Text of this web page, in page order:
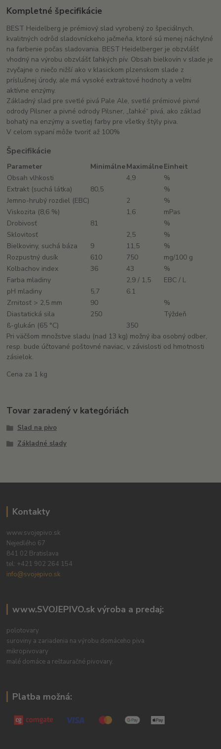
Kompletné špecifikácie
BEST Heidelberg je prémiový slad vyrobený zo špeciálnych,
kvalitných odrôd sladovníckeho jačmeňa, ktoré sú menej náchylné
na farbenie počas sladovania. BEST Heidelberger je obzvlášť
vhodný na výrobu obzvlášť ľahkých pív. Obsah bielkovín v slade je
zvyčajne o niečo nižší ako v klasickom plzenskom slade z
príslušnej úrody, ale má vysoké extraktové hodnoty a veľmi
aktívne enzýmy.
Základný slad pre svetlé pivá Pale Ale, svetlé prémiové pivné
odrody Pilsner a pivné odrody Pilsner, „ľahké“ pivá, ako základ
bohatý na enzýmy a svetlej farby pre všetky štýly piva.
V celom sypaní môže tvoriť až 100%
Špecifikácie
Parameter MinimálneMaximálneEinheit
Obsah vlhkosti
4,9
%
Extrakt (suchá látka)
80,5
%
Jemno-hrubý rozdiel (EBC)
2
%
Viskozita (8,6 %)
1,6
mPas
Drobivosť
81
%
Sklovitosť
2,5
%
Bielkoviny, suchá báza
9 11,5
%
Rozpustný dusík
610 750
mg/100 g
Kolbachov index
36 43
%
Farba mladiny
2,9 / 1,5
EBC / L
pH mladiny
5,7
6.1
Zrnitosť > 2,5 mm
90
%
Diastatická sila
250
Týždeň
ß-glukán (65 °C)
350
Pri väčšom množstve sladu (nad 13 kg) možný iba osobný odber,
resp. bude účtované poštovné naviac, v závislosti od hmotnosti
zásielok.
Cena za 1 kg
Tovar zaradený v kategóriách
Slad na pivo
Základné slady
Kontakty
www.svojepivo.sk
Nejedlého 67
841 02 Bratislava
tel: +421 902 264 154
info@svojepivo.sk
www.SVOJEPIVO.sk výroba a predaj:
polotovary
suroviny a zariadenia na výrobu domáceho piva
mikropivovary
malé domáce a reštauračné pivovary.
Platba možná: